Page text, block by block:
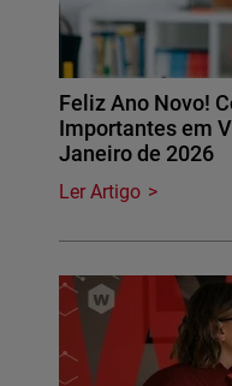
Feliz Ano Novo!
Importantes em
Janeiro de 2026
Ler Artigo